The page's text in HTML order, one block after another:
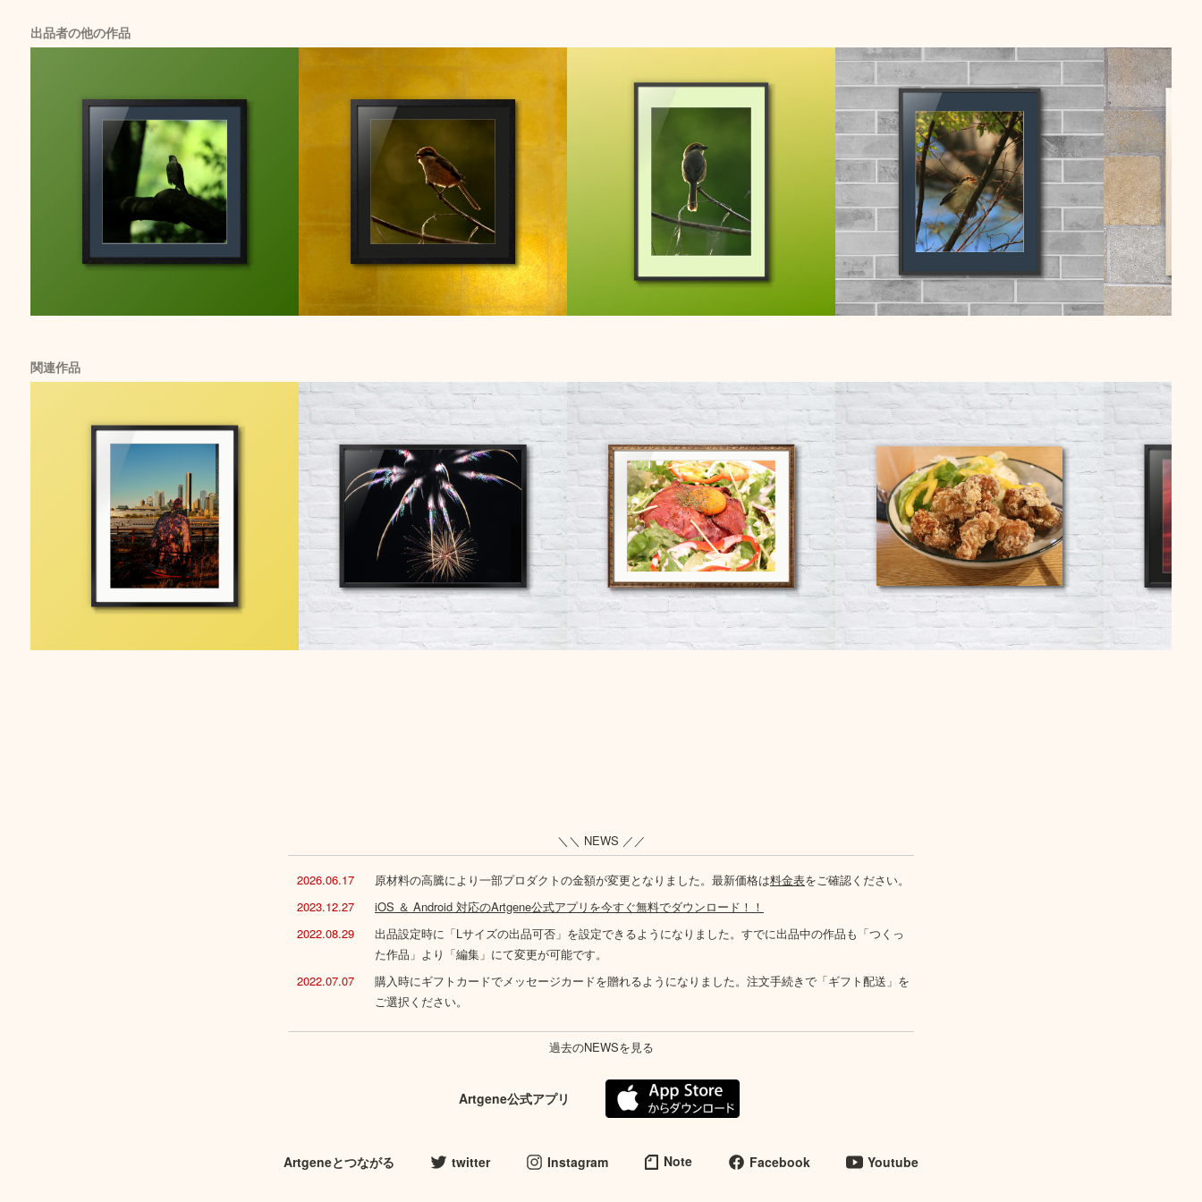
出品者の他の作品
関連作品
＼＼ NEWS ／／
2026.06.17 原材料の高騰により一部プロダクトの金額が変更となりました。最新価格は料金表をご確認ください。
2023.12.27
iOS ＆ Android 対応のArtgene公式アプリを今すぐ無料でダウンロード！！
2022.08.29
出品設定時に「Lサイズの出品可否」を設定できるようになりました。すでに出品中の作品も「つくっ
た作品」より「編集」にて変更が可能です。
2022.07.07
購入時にギフトカードでメッセージカードを贈れるようになりました。注文手続きで「ギフト配送」を
ご選択ください。
過去のNEWSを見る
Artgene公式アプリ
Artgeneとつながる twitter Instagram Note Facebook Youtube